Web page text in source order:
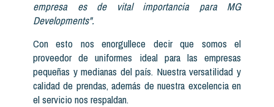
empresa es de vital importancia para MG
Developments".
Con esto nos enorgullece decir que somos el
proveedor de uniformes ideal para las empresas
pequeñas y medianas del país. Nuestra versatilidad y
calidad de prendas, además de nuestra excelencia en
el servicio nos respaldan.